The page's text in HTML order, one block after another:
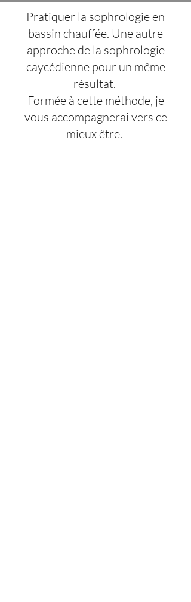
Pratiquer la sophrologie en
bassin chauffée. Une autre
approche de la sophrologie
caycédienne pour un même
résultat.
Formée à cette méthode, je
vous accompagnerai vers ce
mieux être.